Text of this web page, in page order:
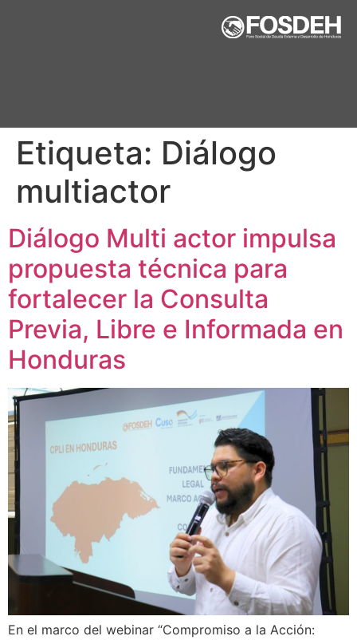
Etiqueta: Diálogo
multiactor
Diálogo Multi actor impulsa
propuesta técnica para
fortalecer la Consulta
Previa, Libre e Informada en
Honduras
En el marco del webinar “Compromiso a la Acción: